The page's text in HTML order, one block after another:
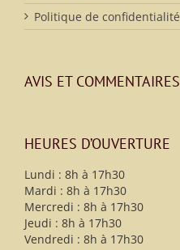
Politique de confidentialité
AVIS ET COMMENTAIRES
HEURES D’OUVERTURE
Lundi : 8h à 17h30
Mardi : 8h à 17h30
Mercredi : 8h à 17h30
Jeudi : 8h à 17h30
Vendredi : 8h à 17h30